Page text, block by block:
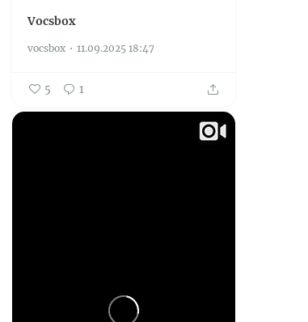
Vocsbox
vocsbox 11.09.2025 18:47
5 1